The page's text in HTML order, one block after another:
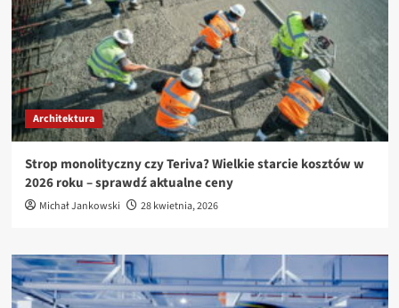
Architektura
Strop monolityczny czy Teriva? Wielkie starcie kosztów w
2026 roku – sprawdź aktualne ceny
Michał Jankowski 28 kwietnia, 2026